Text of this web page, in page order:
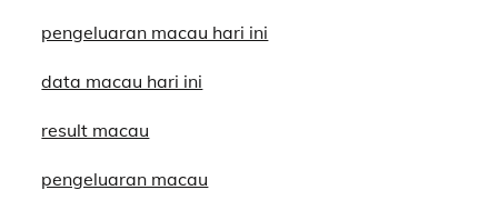
pengeluaran macau hari ini
data macau hari ini
result macau
pengeluaran macau